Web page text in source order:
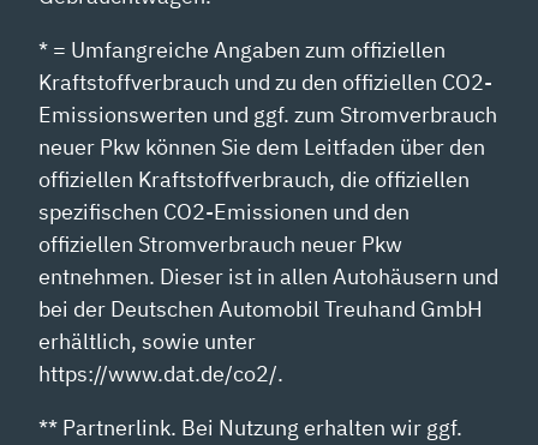
* = Umfangreiche Angaben zum offiziellen
Kraftstoffverbrauch und zu den offiziellen CO2-
Emissionswerten und ggf. zum Stromverbrauch
neuer Pkw können Sie dem Leitfaden über den
offiziellen Kraftstoffverbrauch, die offiziellen
spezifischen CO2-Emissionen und den
offiziellen Stromverbrauch neuer Pkw
entnehmen. Dieser ist in allen Autohäusern und
bei der Deutschen Automobil Treuhand GmbH
erhältlich, sowie unter
https://www.dat.de/co2/.
** Partnerlink. Bei Nutzung erhalten wir ggf.